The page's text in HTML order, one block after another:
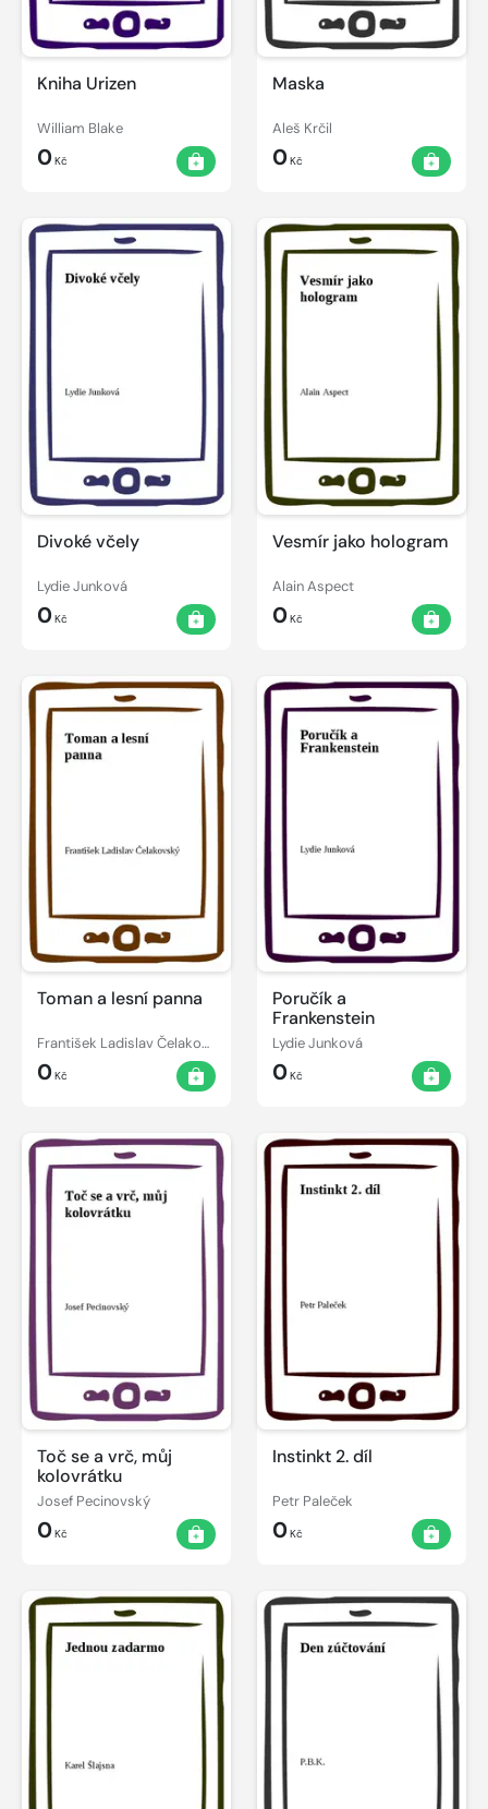
Kniha Urizen
William Blake
0Kč
Maska
Aleš Krčil
0Kč
Divoké včely
Lydie Junková
0Kč
Vesmír jako hologram
Alain Aspect
0Kč
Toman a lesní panna
František Ladislav Čelakovský
0Kč
Poručík a
Frankenstein
Lydie Junková
0Kč
Toč se a vrč, můj
kolovrátku
Josef Pecinovský
0Kč
Instinkt 2. díl
Petr Paleček
0Kč